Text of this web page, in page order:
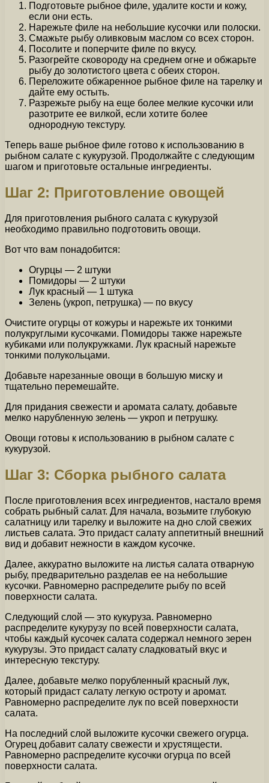
Подготовьте рыбное филе, удалите кости и кожу,
если они есть.
Нарежьте филе на небольшие кусочки или полоски.
Смажьте рыбу оливковым маслом со всех сторон.
Посолите и поперчите филе по вкусу.
Разогрейте сковороду на среднем огне и обжарьте
рыбу до золотистого цвета с обеих сторон.
Переложите обжаренное рыбное филе на тарелку и
дайте ему остыть.
Разрежьте рыбу на еще более мелкие кусочки или
разотрите ее вилкой, если хотите более
однородную текстуру.
Теперь ваше рыбное филе готово к использованию в
рыбном салате с кукурузой. Продолжайте с следующим
шагом и приготовьте остальные ингредиенты.
Шаг 2: Приготовление овощей
Для приготовления рыбного салата с кукурузой
необходимо правильно подготовить овощи.
Вот что вам понадобится:
Огурцы — 2 штуки
Помидоры — 2 штуки
Лук красный — 1 штука
Зелень (укроп, петрушка) — по вкусу
Очистите огурцы от кожуры и нарежьте их тонкими
полукруглыми кусочками. Помидоры также нарежьте
кубиками или полукружками. Лук красный нарежьте
тонкими полукольцами.
Добавьте нарезанные овощи в большую миску и
тщательно перемешайте.
Для придания свежести и аромата салату, добавьте
мелко нарубленную зелень — укроп и петрушку.
Овощи готовы к использованию в рыбном салате с
кукурузой.
Шаг 3: Сборка рыбного салата
После приготовления всех ингредиентов, настало время
собрать рыбный салат. Для начала, возьмите глубокую
салатницу или тарелку и выложите на дно слой свежих
листьев салата. Это придаст салату аппетитный внешний
вид и добавит нежности в каждом кусочке.
Далее, аккуратно выложите на листья салата отварную
рыбу, предварительно разделав ее на небольшие
кусочки. Равномерно распределите рыбу по всей
поверхности салата.
Следующий слой — это кукуруза. Равномерно
распределите кукурузу по всей поверхности салата,
чтобы каждый кусочек салата содержал немного зерен
кукурузы. Это придаст салату сладковатый вкус и
интересную текстуру.
Далее, добавьте мелко порубленный красный лук,
который придаст салату легкую остроту и аромат.
Равномерно распределите лук по всей поверхности
салата.
На последний слой выложите кусочки свежего огурца.
Огурец добавит салату свежести и хрустящести.
Равномерно распределите кусочки огурца по всей
поверхности салата.